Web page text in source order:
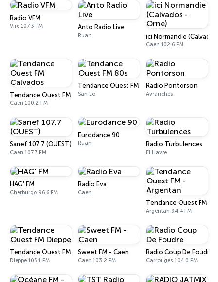
Radio VFM
Vire 107.3 FM Anto Radio Live
Ruan ici Normandie
Caen 102.6 FM
Tendance Ouest FM Calvados
Caen 100.2 FM
Tendance Ouest FM 80s
San Ló
Radio Pontorson
Avranches
Sanef 107.7 (OUEST)
Caen 107.7 FM
Eurodance 90
Ruan Radio Turbulences
El Havre
HAG' FM
Cherburgo 96.6 FM
Radio Eva
Caen
Tendance Ouest FM -
Argentan 94.4 FM
Tendance Ouest FM Dieppe
Dieppe 105.1 FM
Sweet FM - Caen
Caen 103.2 FM
Radio Coup De Foudre
Carrouges 104.0 FM